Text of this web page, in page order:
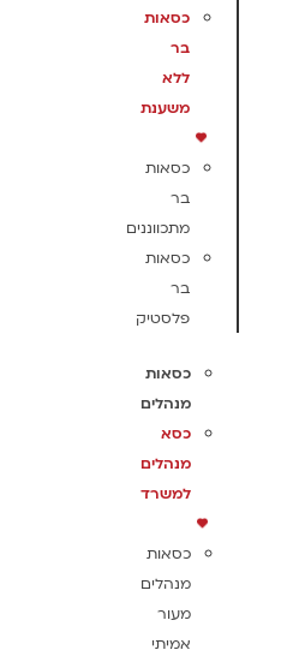
כסאות
בר
ללא
משענת
כסאות
בר
מתכווננים
כסאות
בר
פלסטיק
כסאות
מנהלים
כסא
מנהלים
למשרד
כסאות
מנהלים
מעור
אמיתי